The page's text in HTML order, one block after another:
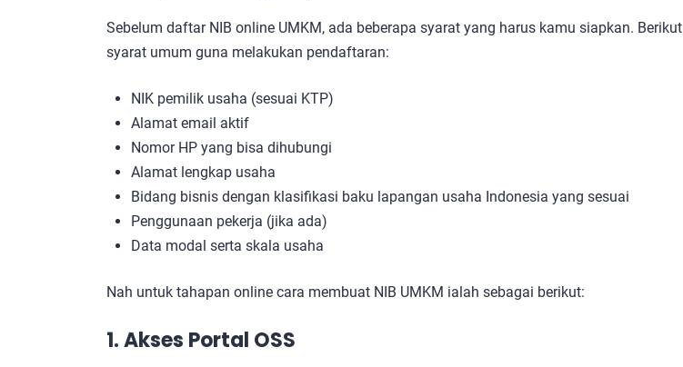
Sebelum daftar NIB online UMKM, ada beberapa syarat yang harus kamu siapkan. Berikut
syarat umum guna melakukan pendaftaran:
NIK pemilik usaha (sesuai KTP)
Alamat email aktif
Nomor HP yang bisa dihubungi
Alamat lengkap usaha
Bidang bisnis dengan klasifikasi baku lapangan usaha Indonesia yang sesuai
Penggunaan pekerja (jika ada)
Data modal serta skala usaha
Nah untuk tahapan online cara membuat NIB UMKM ialah sebagai berikut:
1. Akses Portal OSS